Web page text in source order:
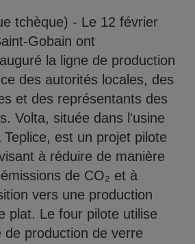
tchèque) - Le 12 février
Gobain ont
la ligne de production
des autorités locales, des
et des représentants des
Volta, située dans l'usine
est un projet pilote
à réduire de manière
de CO₂ et à
vers une production
plat. Le four pilote utilise
de production de verre